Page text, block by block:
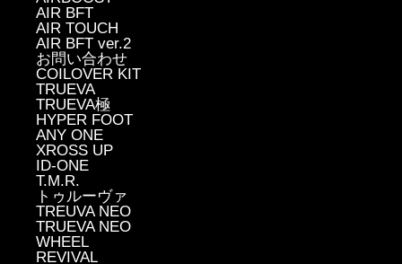
AIR BFT
AIR TOUCH
AIR BFT ver.2
お問い合わせ
COILOVER KIT
TRUEVA
TRUEVA極
HYPER FOOT
ANY ONE
XROSS UP
ID-ONE
T.M.R.
トゥルーヴァ
TREUVA NEO
TRUEVA NEO
WHEEL
REVIVAL